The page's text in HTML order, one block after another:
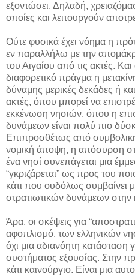
εξοντώσει. Δηλαδή,
οποίες και λειτουργούν
Ούτε φυσικά έχει νόημα η
εν παραλλήλω με την
του Αιγαίου από τις ακτές. Και
διαφορετικό πράγμα η
δύναμης μερικές δεκάδες ή
ακτές, όπου μπορεί να
εκκένωση νησιών, όπου η
δυνάμεων είναι πολύ πιο
Επιπροσθέτως από
νομική άποψη, η απόσυρση
ένα νησί συνεπάγεται μια
“γκριζάρεται” ως προς του
κάτι που ουδόλως συμβαίνει
στρατιωτικών δυνάμεων στην
Άρα, οι σκέψεις για
αφοπλισμό, των ελληνικών
όχι μια αδιανόητη κατάσταση
συστήματος εξουσίας. Στην
κάτι καινούργιο. Είναι μια